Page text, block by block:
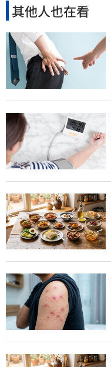
其他人也在看